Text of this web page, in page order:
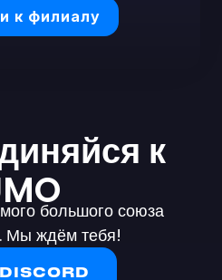
к филиалу
к
большого союза
Мы ждём тебя!